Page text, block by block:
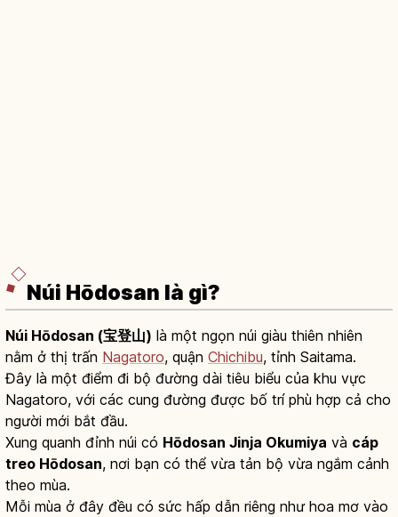
Núi Hōdosan là gì?
Núi Hōdosan (宝登山) là một ngọn núi giàu thiên nhiên
nằm ở thị trấn Nagatoro, quận Chichibu, tỉnh Saitama.
Đây là một điểm đi bộ đường dài tiêu biểu của khu vực
Nagatoro, với các cung đường được bố trí phù hợp cả cho
người mới bắt đầu.
Xung quanh đỉnh núi có Hōdosan Jinja Okumiya và cáp
treo Hōdosan, nơi bạn có thể vừa tản bộ vừa ngắm cảnh
theo mùa.
Mỗi mùa ở đây đều có sức hấp dẫn riêng như hoa mơ vào